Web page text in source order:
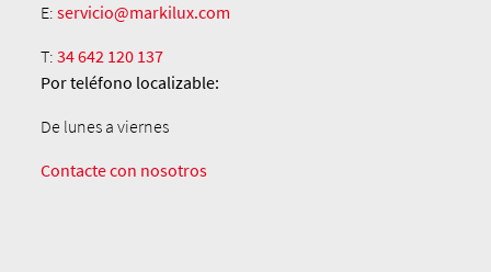
E:servicio@markilux.com
T:34 642 120 137
Por teléfono localizable:
De lunes a viernes
Contacte con nosotros